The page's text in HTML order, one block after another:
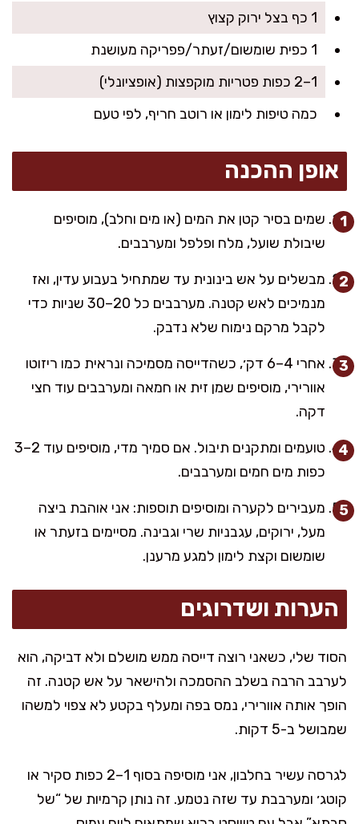
1 כף בצל ירוק קצוץ
1 כפית שומשום/זעתר/פפריקה מעושנת
1–2 כפות פטריות מוקפצות (אופציונלי)
כמה טיפות לימון או רוטב חריף, לפי טעם
אופן ההכנה
שמים בסיר קטן את המים (או מים וחלב), מוסיפים
שיבולת שועל, מלח ופלפל ומערבבים.
מבשלים על אש בינונית עד שמתחיל בעבוע עדין, ואז
מנמיכים לאש קטנה. מערבבים כל 20–30 שניות כדי
לקבל מרקם נימוח שלא נדבק.
אחרי 4–6 דק׳, כשהדייסה מסמיכה ונראית כמו ריזוטו
אוורירי, מוסיפים שמן זית או חמאה ומערבבים עוד חצי
דקה.
טועמים ומתקנים תיבול. אם סמיך מדי, מוסיפים עוד 2–3
כפות מים חמים ומערבבים.
מעבירים לקערה ומוסיפים תוספות: אני אוהבת ביצה
מעל, ירוקים, עגבניות שרי וגבינה. מסיימים בזעתר או
שומשום וקצת לימון למגע מרענן.
הערות ושדרוגים
הסוד שלי, כשאני רוצה דייסה ממש מושלם ולא דביקה, הוא
לערבב הרבה בשלב ההסמכה ולהישאר על אש קטנה. זה
הופך אותה אוורירי, נמס בפה ומעלף בקטע לא צפוי למשהו
שמבושל ב-5 דקות.
לגרסה עשיר בחלבון, אני מוסיפה בסוף 1–2 כפות סקיר או
קוטג׳ ומערבבת עד שזה נטמע. זה נותן קרמיות של “של